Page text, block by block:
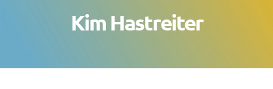
Kim Hastreiter